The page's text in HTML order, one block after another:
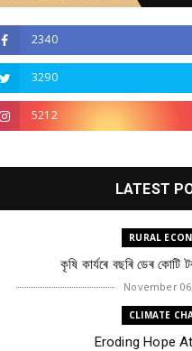
2340
3290
5212
LATEST
RURAL
কৃষি কাৰ্যৰে বছৰি ডেৰ কোটি
November
CLIMATE
Eroding Hope